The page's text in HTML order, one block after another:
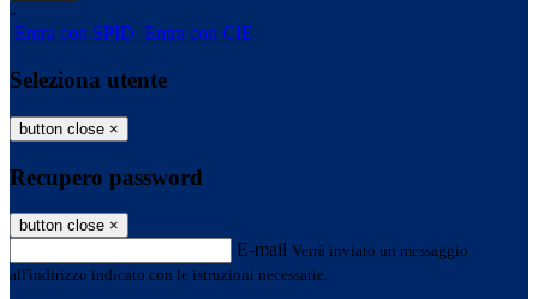
-
Entra con SPID Entra con CIE
Seleziona utente
button close ×
Recupero password
button close ×
E-mail Verrà inviato un messaggio
all'indirizzo indicato con le istruzioni necessarie.